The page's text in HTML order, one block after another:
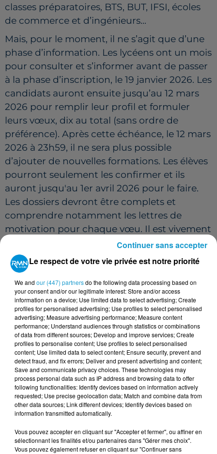
classes préparatoires, BTS, BUT, IFSI, écoles
de commerce et d’ingénieurs...
Mais, pour le moment, il ne s’agit que d’une
phase d’information. Les lycéens ont un mois
pour consulter et s’informer avant de passer
à la phase d’inscription, le 19 janvier 2026. Les
candidats auront ensuite jusqu’au 12 mars
2026 pour remplir leur profil et formuler
leurs vœux, dix au total (sans ordre de
préférence). Après cette échéance, le 12 mars
2026 à 23h59, il ne sera plus possible
d’ajouter de nouvelles formations. Les élèves
pourront seulement les confirmer et ils
auront jusqu'au 1er avril 2026 pour le faire.
Les dossiers devront être complets et
comprendre notamment les lettres de
motivation pour chaque vœu. Il est vivement
conseillé de ne pas attendre le dernier jour
pour compléter son dossier.
Chaque vœu fera l’objet d’une "fiche avenir"
remplie par l’équipe pédagogique. Elle
comprendra les appréciations des
professeurs et l’avis du chef d’établissement.
PREMIERS RÉSULTATS ET
INSCRIPTIONS
Les premiers résultats tombent le 2 juin
2026, les élèves pourront alors voir les vœux
qui ont été validés. Puis, du 5 au 8 juin 2026,
place au choix et au classement des vœux en
attente. Pour les élèves n’ayant pas eu de
réponses satisfaisantes, ils peuvent formuler
jusqu’à 10 nouveaux voeux dès le 11 juin 2026,
Le respect de votre vie privée est notre priorité
We and our (447) partnersdo the following data processing based on
your consent and/or our legitimate interest: Store and/or access
information on a device; Use limited data to select advertising; Create
profiles for personalised advertising; Use profiles to select personalised
advertising; Measure advertising performance; Measure content
performance; Understand audiences through statistics or combinations
of data from different sources; Develop and improve services; Create
profiles to personalise content; Use profiles to select personalised
content; Use limited data to select content; Ensure security, prevent and
detect fraud, and fix errors; Deliver and present advertising and content;
Save and communicate privacy choices. These technologies may
process personal data such as IP address and browsing data to offer
following functionalities: Identify devices based on information actively
requested; Use precise geolocation data; Match and combine data from
other data sources; Link different devices; Identify devices based on
information transmitted automatically.
Vous pouvez accepter en cliquant sur "Accepter et fermer", ou affiner en
sélectionnant les finalités et/ou partenaires dans "Gérer mes choix".
Vous pouvez également refuser en cliquant sur "Continuer sans
Continuer sans accepter